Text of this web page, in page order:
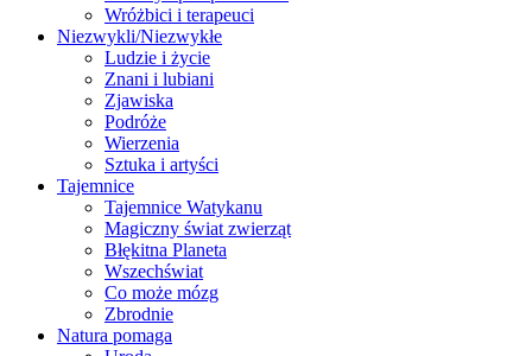
Wróżbici i terapeuci
Niezwykli/Niezwykłe
Ludzie i życie
Znani i lubiani
Zjawiska
Podróże
Wierzenia
Sztuka i artyści
Tajemnice
Tajemnice Watykanu
Magiczny świat zwierząt
Błękitna Planeta
Wszechświat
Co może mózg
Zbrodnie
Natura pomaga